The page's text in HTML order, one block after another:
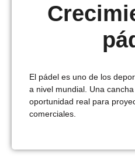
El pádel es uno de los
a nivel mundial. Una
oportunidad real para
comerciales.